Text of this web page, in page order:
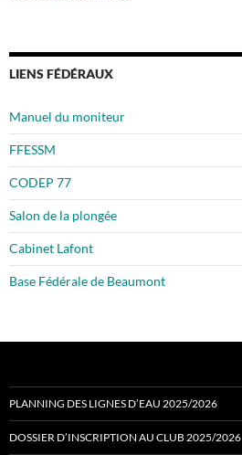
LIENS FÉDÉRAUX
Manuel du moniteur
FFESSM
CODEP 77
Salon de la plongée
Cabinet Lafont
Base Fédérale de Beaumont
PLANNING DES LIGNES D’EAU 2025/2026
DOSSIER D’INSCRIPTION AU CLUB 2025/2026